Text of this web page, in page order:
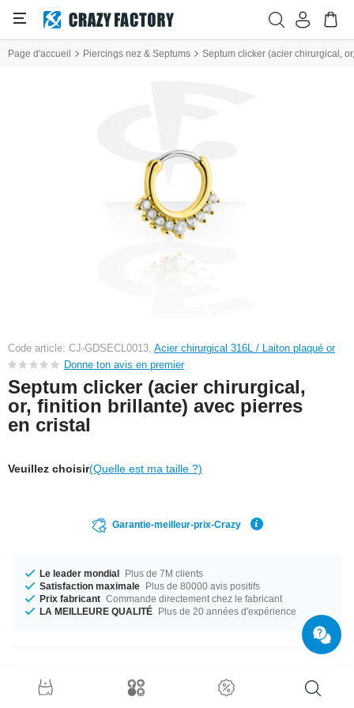
Page d'accueil Piercings nez & Septums Septum clicker (acier chirurgical,
Code article: CJ-GDSECL0013, Acier chirurgical 316L / Laiton plaqué or
Donne ton avis en premier
Septum clicker (acier chirurgical,
or, finition brillante) avec pierres
en cristal
Veuillez choisir(Quelle est ma taille ?)
Garantie-meilleur-prix-Crazy
Le leader mondial Plus de 7M clients
Satisfaction maximale Plus de 80000 avis positifs
Prix fabricant Commande directement chez le fabricant
LA MEILLEURE QUALITÉ Plus de 20 années d'expérience
Détails produit